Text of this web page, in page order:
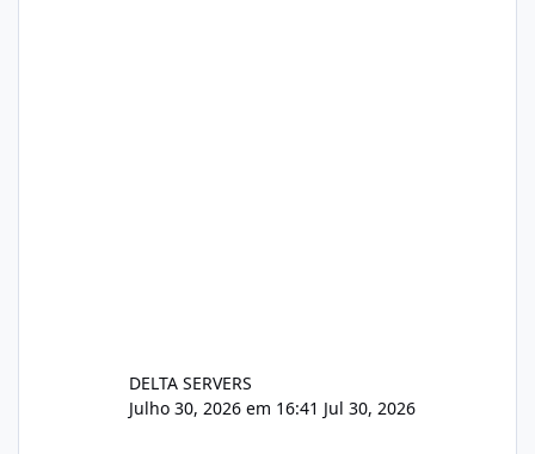
DELTA SERVERS
Julho 30, 2026 em 16:41 Jul 30, 2026